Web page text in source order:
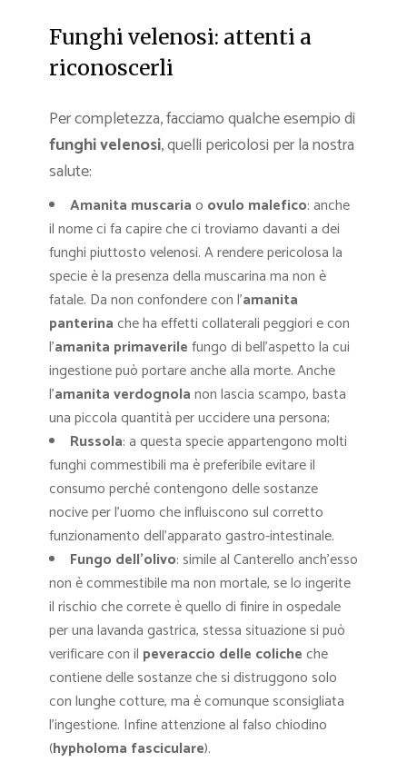
Funghi velenosi: attenti a
riconoscerli
Per completezza, facciamo qualche esempio di
funghi velenosi, quelli pericolosi per la nostra
salute:
Amanita muscariao ovulo malefico: anche
il nome ci fa capire che ci troviamo davanti a dei
funghi piuttosto velenosi. A rendere pericolosa la
specie è la presenza della muscarina ma non è
fatale. Da non confondere con l’amanita
panterinache ha effetti collaterali peggiori e con
l’amanita primaverilefungo di bell’aspetto la cui
ingestione può portare anche alla morte. Anche
l’amanita verdognolanon lascia scampo, basta
una piccola quantità per uccidere una persona;
Russola: a questa specie appartengono molti
funghi commestibili ma è preferibile evitare il
consumo perché contengono delle sostanze
nocive per l’uomo che influiscono sul corretto
funzionamento dell’apparato gastro-intestinale.
Fungo dell’olivo: simile al Canterello anch’esso
non è commestibile ma non mortale, se lo ingerite
il rischio che correte è quello di finire in ospedale
per una lavanda gastrica, stessa situazione si può
verificare con il peveraccio delle colicheche
contiene delle sostanze che si distruggono solo
con lunghe cotture, ma è comunque sconsigliata
l’ingestione. Infine attenzione al falso chiodino
(hypholoma fasciculare).